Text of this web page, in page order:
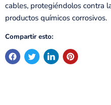
cables, protegiéndolos contra
productos químicos corrosivos.
Compartir esto: